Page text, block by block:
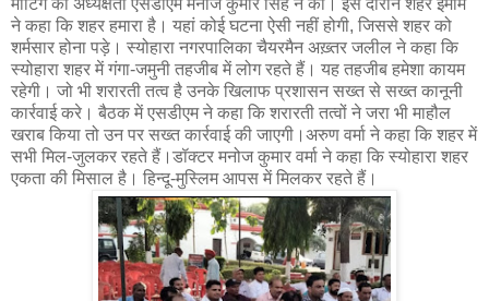
मीटिंग की अध्यक्षता एसडीएम मनोज कुमार सिंह ने की। इस दौरान शहर इमाम
ने कहा कि शहर हमारा है। यहां कोई घटना ऐसी नहीं होगी, जिससे शहर को
शर्मसार होना पड़े। स्योहारा नगरपालिका चैयरमैन अख़्तर जलील ने कहा कि
स्योहारा शहर में गंगा-जमुनी तहजीब में लोग रहते हैं। यह तहजीब हमेशा कायम
रहेगी। जो भी शरारती तत्व है उनके खिलाफ प्रशासन सख्त से सख्त कानूनी
कार्रवाई करे। बैठक में एसडीएम ने कहा कि शरारती तत्वों ने जरा भी माहौल
खराब किया तो उन पर सख्त कार्रवाई की जाएगी।अरुण वर्मा ने कहा कि शहर में
सभी मिल-जुलकर रहते हैं।डॉक्टर मनोज कुमार वर्मा ने कहा कि स्योहारा शहर
एकता की मिसाल है। हिन्दू-मुस्लिम आपस में मिलकर रहते हैं।